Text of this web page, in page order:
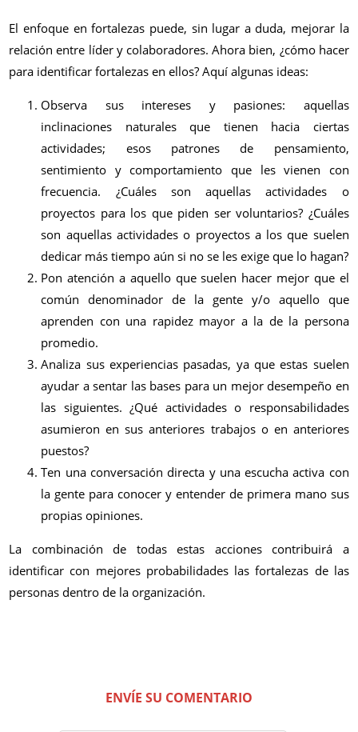
El enfoque en fortalezas puede, sin lugar a duda, mejorar la
relación entre líder y colaboradores. Ahora bien, ¿cómo hacer
para identificar fortalezas en ellos? Aquí algunas ideas:
Observa sus intereses y pasiones: aquellas
inclinaciones naturales que tienen hacia ciertas
actividades; esos patrones de pensamiento,
sentimiento y comportamiento que les vienen con
frecuencia. ¿Cuáles son aquellas actividades o
proyectos para los que piden ser voluntarios? ¿Cuáles
son aquellas actividades o proyectos a los que suelen
dedicar más tiempo aún si no se les exige que lo hagan?
Pon atención a aquello que suelen hacer mejor que el
común denominador de la gente y/o aquello que
aprenden con una rapidez mayor a la de la persona
promedio.
Analiza sus experiencias pasadas, ya que estas suelen
ayudar a sentar las bases para un mejor desempeño en
las siguientes. ¿Qué actividades o responsabilidades
asumieron en sus anteriores trabajos o en anteriores
puestos?
Ten una conversación directa y una escucha activa con
la gente para conocer y entender de primera mano sus
propias opiniones.
La combinación de todas estas acciones contribuirá a
identificar con mejores probabilidades las fortalezas de las
personas dentro de la organización.
ENVÍE SU COMENTARIO